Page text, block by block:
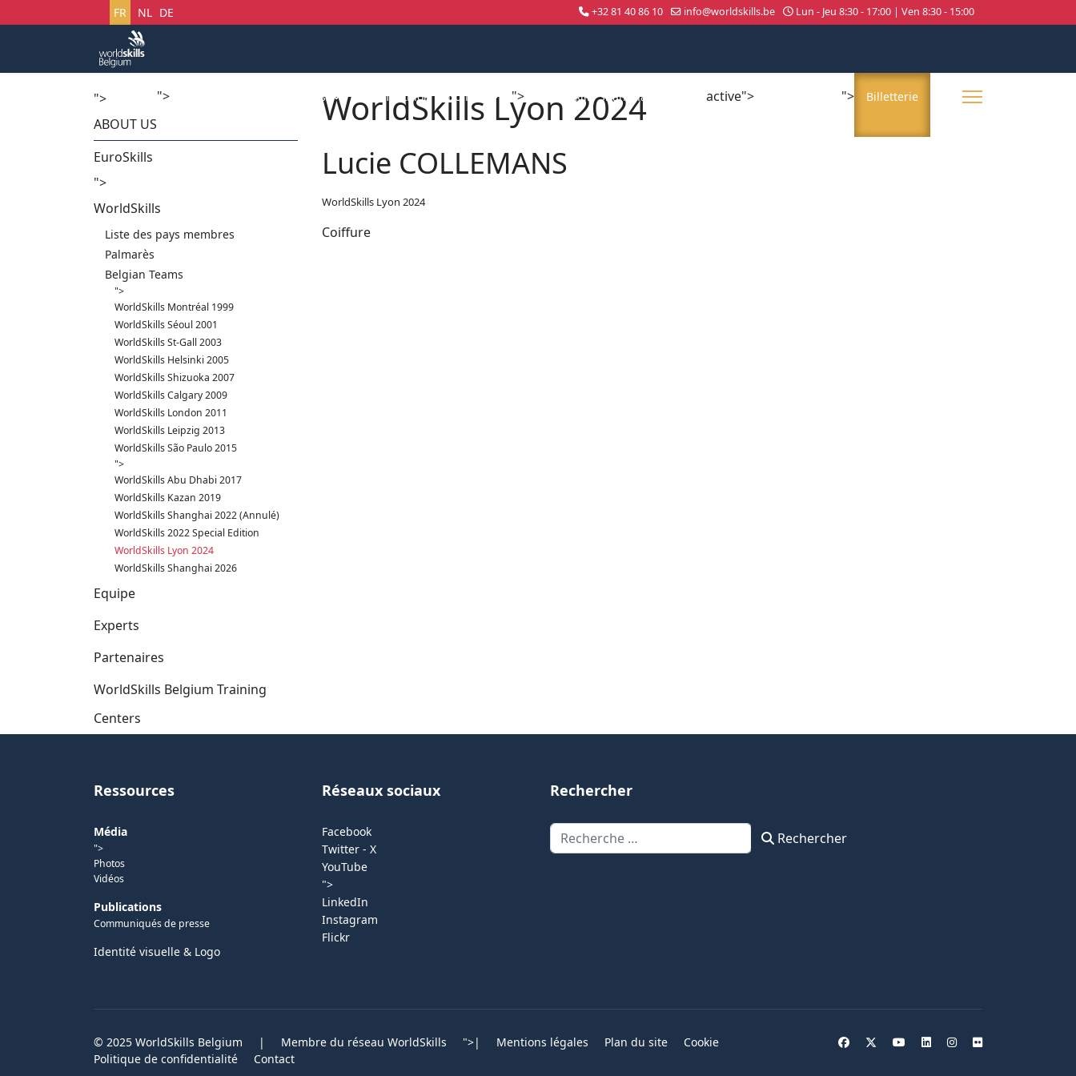
Sélectionnez votre langue
FR NL DE +32 81 40 86 10 info@worldskills.be Lun - Jeu 8:30 - 17:00 | Ven 8:30 - 15:00
"> Startech's Days Compétition nationale "> WorldSkills Shanghai 2026 active"> "> Billetterie
">
ABOUT US
EuroSkills
">
WorldSkills
Liste des pays membres
Palmarès
Belgian Teams
">
WorldSkills Montréal 1999
WorldSkills Séoul 2001
WorldSkills St-Gall 2003
WorldSkills Helsinki 2005
WorldSkills Shizuoka 2007
WorldSkills Calgary 2009
WorldSkills London 2011
WorldSkills Leipzig 2013
WorldSkills São Paulo 2015
">
WorldSkills Abu Dhabi 2017
WorldSkills Kazan 2019
WorldSkills Shanghai 2022 (Annulé)
WorldSkills 2022 Special Edition
WorldSkills Lyon 2024
WorldSkills Shanghai 2026
Equipe
Experts
Partenaires
WorldSkills Belgium Training
Centers
WorldSkills Lyon 2024
Lucie COLLEMANS
WorldSkills Lyon 2024
Coiffure
Ressources
Média
">
Photos
Vidéos
Publications
Communiqués de presse
Identité visuelle & Logo
Réseaux sociaux
Facebook
Twitter - X
YouTube
">
LinkedIn
Instagram
Flickr
Rechercher
Rechercher Rechercher
© 2025 WorldSkills Belgium | Membre du réseau WorldSkills ">| Mentions légales Plan du site
Cookie
Politique de confidentialité
Contact